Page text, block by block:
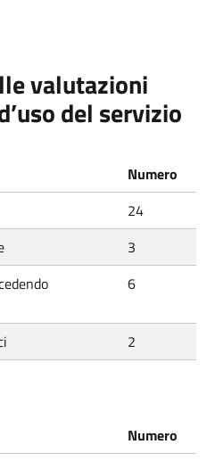
valutazioni
del servizio
Numero
24
3
6
2
Numero